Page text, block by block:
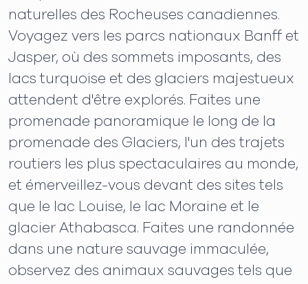
naturelles des Rocheuses canadiennes.
Voyagez vers les parcs nationaux Banff et
Jasper, où des sommets imposants, des
lacs turquoise et des glaciers majestueux
attendent d'être explorés. Faites une
promenade panoramique le long de la
promenade des Glaciers, l'un des trajets
routiers les plus spectaculaires au monde,
et émerveillez-vous devant des sites tels
que le lac Louise, le lac Moraine et le
glacier Athabasca. Faites une randonnée
dans une nature sauvage immaculée,
observez des animaux sauvages tels que